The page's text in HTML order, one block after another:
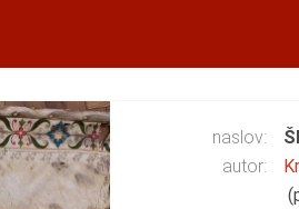
naslov:
autor: